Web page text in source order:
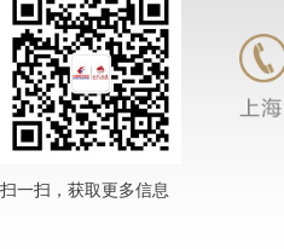
扫一扫，获取更多信息